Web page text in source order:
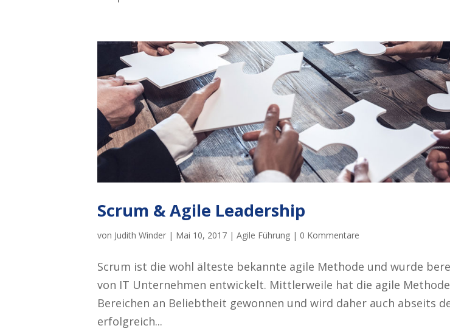
Scrum & Agile Leadership
von Judith Winder | Mai 10, 2017 | Agile Führung | 0 Kommentare
Scrum ist die wohl älteste bekannte agile Methode und wurde
von IT Unternehmen entwickelt. Mittlerweile hat die agile
Bereichen an Beliebtheit gewonnen und wird daher auch abseits
erfolgreich...